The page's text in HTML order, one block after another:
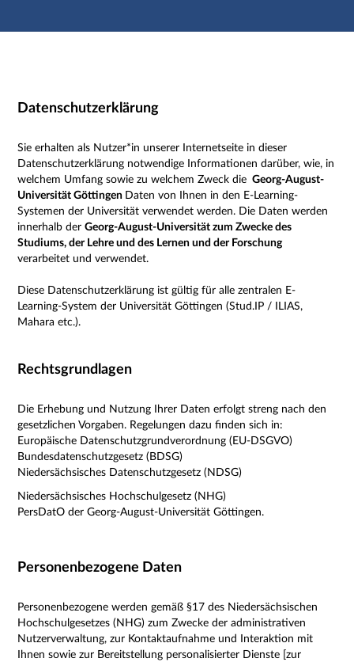
Hauptnavigation
Impressum
Datenschutzerklärung
Sie erhalten als Nutzer*in unserer Internetseite in dieser
Datenschutzerklärung notwendige Informationen darüber, wie, in
welchem Umfang sowie zu welchem Zweck die Georg-August-
Universität Göttingen Daten von Ihnen in den E-Learning-
Systemen der Universität verwendet werden. Die Daten werden
innerhalb derGeorg-August-Universität zum Zwecke des
Studiums, der Lehre und des Lernen und der Forschung
verarbeitet und verwendet.
Diese Datenschutzerklärung ist gültig für alle zentralen E-
Learning-System der Universität Göttingen (Stud.IP / ILIAS,
Mahara etc.).
Rechtsgrundlagen
Die Erhebung und Nutzung Ihrer Daten erfolgt streng nach den
gesetzlichen Vorgaben. Regelungen dazu finden sich in:
Europäische Datenschutzgrundverordnung (EU-DSGVO)
Bundesdatenschutzgesetz (BDSG)
Niedersächsisches Datenschutzgesetz (NDSG)
Niedersächsisches Hochschulgesetz (NHG)
PersDatO der Georg-August-Universität Göttingen.
Personenbezogene Daten
Personenbezogene werden gemäß §17 des Niedersächsischen
Hochschulgesetzes (NHG) zum Zwecke der administrativen
Nutzerverwaltung, zur Kontaktaufnahme und Interaktion mit
Ihnen sowie zur Bereitstellung personalisierter Dienste [zur